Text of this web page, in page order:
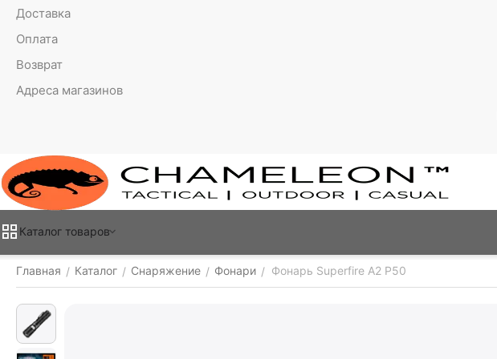
Доставка
Оплата
Возврат
Адреса магазинов
Каталог товаров
Главная / Каталог / Снаряжение / Фонари / Фонарь Superfire A2 P50